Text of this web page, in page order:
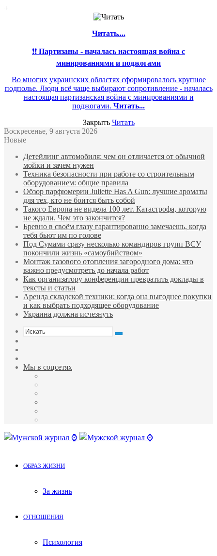
+
Читать....
❗❗ Партизаны - началась настоящая война с
минированиями и поджогами
Во многих украинских областях сформировалось крупное
подполье. Люди всё чаще выбирают сопротивление - началась
настоящая партизанская война с минированиями и
поджогами. Читать...
Закрыть Читать
Воскресенье, 9 августа 2026
Новые
Детейлинг автомобиля: чем он отличается от обычной
мойки и зачем нужен
Техника безопасности при работе со строительным
оборудованием: общие правила
Обзор парфюмерии Juliette Has A Gun: лучшие ароматы
для тех, кто не боится быть собой
Такого Европа не видела 100 лет. Катастрофа, которую
не ждали. Чем это закончится?
Бревно в своём глазу гарантированно замечаешь, когда
тебя бьют им по голове
Под Сумами сразу несколько командиров групп ВСУ
покончили жизнь «самоубийством»
Монтаж газового отопления загородного дома: что
важно предусмотреть до начала работ
Как организатору конференции превратить доклады в
тексты и статьи
Аренда складской техники: когда она выгоднее покупки
и как выбрать подходящее оборудование
Украина должна исчезнуть
Искать
Мы в соцсетях
Меню
ОБРАЗ ЖИЗНИ
За жизнь
ОТНОШЕНИЯ
Психология